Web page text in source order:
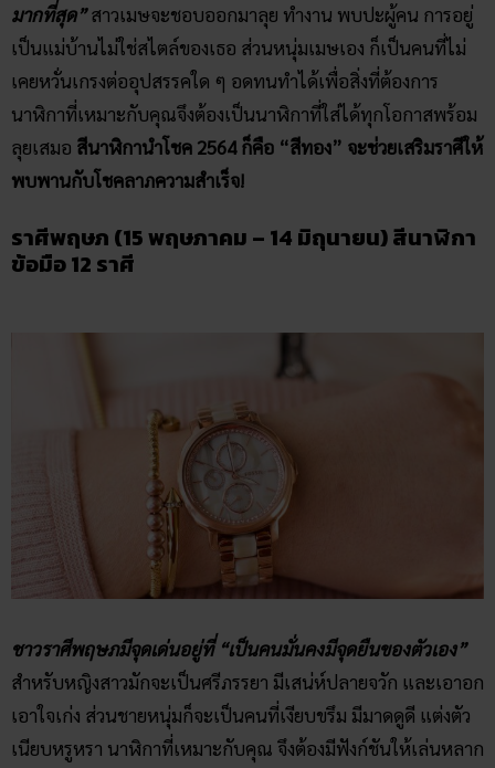
มากที่สุด”สาวเมษจะชอบออกมาลุย ทำงาน พบปะผู้คน การอยู่
เป็นแม่บ้านไม่ใช่สไตล์ของเธอ ส่วนหนุ่มเมษเอง ก็เป็นคนที่ไม่
เคยหวั่นเกรงต่ออุปสรรคใด ๆ อดทนทำได้เพื่อสิ่งที่ต้องการ
นาฬิกาที่เหมาะกับคุณจึงต้องเป็นนาฬิกาที่ใส่ได้ทุกโอกาสพร้อม
ลุยเสมอ สีนาฬิกานำโชค 2564 ก็คือ “สีทอง” จะช่วยเสริมราศีให้
พบพานกับโชคลาภความสำเร็จ!
ราศีพฤษภ (15 พฤษภาคม – 14 มิถุนายน) สีนาฬิกา​
ข้อมือ​ 12​ ราศี
ชาวราศีพฤษภมีจุดเด่นอยู่ที่ “เป็นคนมั่นคงมีจุดยืนของตัวเอง”
สำหรับหญิงสาวมักจะเป็นศรีภรรยา มีเสน่ห์ปลายจวัก และเอาอก
เอาใจเก่ง ส่วนชายหนุ่มก็จะเป็นคนที่เงียบขรึม มีมาดดูดี แต่งตัว
เนียบหรูหรา นาฬิกาที่เหมาะกับคุณ จึงต้องมีฟังก์ชันให้เล่นหลาก